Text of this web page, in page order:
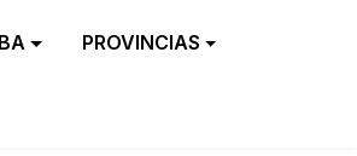
PROVINCIAS